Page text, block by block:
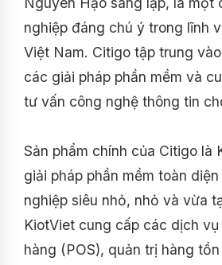
nghiệp đáng chú ý trong lĩnh
Việt Nam. Citigo tập trung
các giải pháp phần mềm và
tư vấn công nghệ thông tin
Sản phẩm chính của Citigo là
giải pháp phần mềm toàn
nghiệp siêu nhỏ, nhỏ và vừa
KiotViet cung cấp các dịch
hàng (POS), quản trị hàng